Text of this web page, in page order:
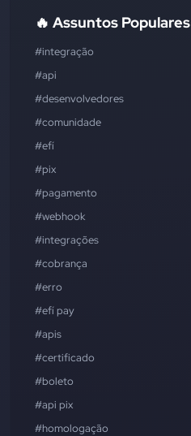
🔥 Assuntos Populares
#integração
#api
#desenvolvedores
#comunidade
#efí
#pix
#pagamento
#webhook
#integrações
#cobrança
#erro
#efí pay
#apis
#certificado
#boleto
#api pix
#homologação